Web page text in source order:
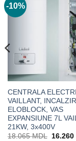
-10%
CENTRALA
VAILLANT,
ELOBLOCK, VAS
EXPANSIUNE 7L
21KW, 3x400V
18.065MDL
Prețul
16.260